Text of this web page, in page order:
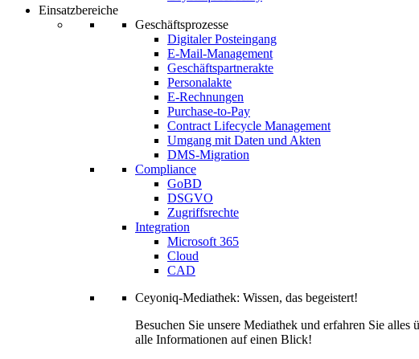
Einsatzbereiche
Geschäftsprozesse
Digitaler Posteingang
E-Mail-Management
Geschäftspartnerakte
Personalakte
E-Rechnungen
Purchase-to-Pay
Contract Lifecycle Management
Umgang mit Daten und Akten
DMS-Migration
Compliance
GoBD
DSGVO
Zugriffsrechte
Integration
Microsoft 365
Cloud
CAD
Ceyoniq-Mediathek: Wissen, das begeistert!
Besuchen Sie unsere Mediathek und erfahren Sie alles
alle Informationen auf einen Blick!